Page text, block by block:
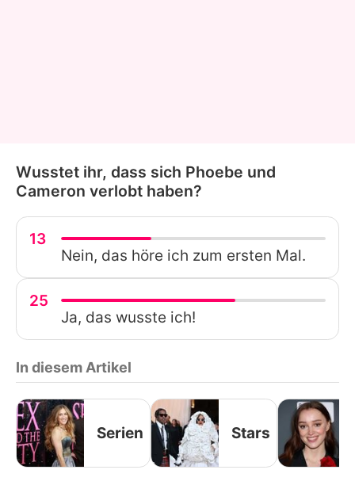
Wusstet ihr, dass sich Phoebe und
Cameron verlobt haben?
13
Nein, das höre ich zum ersten Mal.
25
Ja, das wusste ich!
In diesem Artikel
Serien Stars